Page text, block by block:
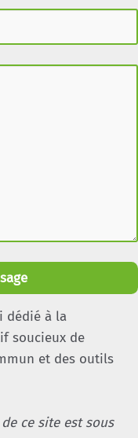
dédié à la
soucieux de
et des outils
ce site est sous